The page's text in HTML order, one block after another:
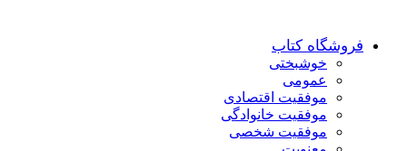
فروشگاه کتاب
خوشبختی
عمومی
موفقیت اقتصادی
موفقیت خانوادگی
موفقیت شخصی